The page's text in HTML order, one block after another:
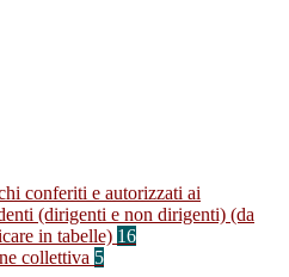
conferiti e autorizzati ai
(dirigenti e non dirigenti) (da
in tabelle) 16
collettiva 5